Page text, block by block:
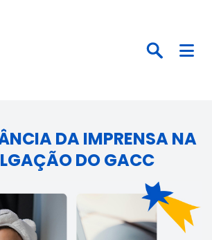
DA IMPRENSA NA
DO GACC